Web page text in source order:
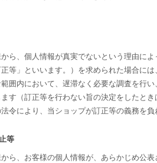
ら、個人情報が真実でないという理由に
等」といいます。）を求められた場合に
囲内において、遅滞なく必要な調査を行
す（訂正等を行わない旨の決定をしたと
令により、当ショップが訂正等の義務を
等
ら、お客様の個人情報が、あらかじめ公